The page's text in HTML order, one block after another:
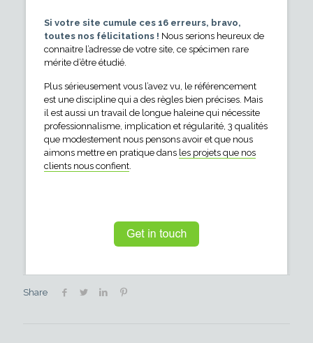
Si votre site cumule ces 16 erreurs, bravo,
toutes nos félicitations ! Nous serions heureux de
connaitre l’adresse de votre site, ce spécimen rare
mérite d’être étudié.
Plus sérieusement vous l’avez vu, le référencement
est une discipline qui a des règles bien précises. Mais
il est aussi un travail de longue haleine qui nécessite
professionnalisme, implication et régularité, 3 qualités
que modestement nous pensons avoir et que nous
aimons mettre en pratique dans les projets que nos
clients nous confient.
Share